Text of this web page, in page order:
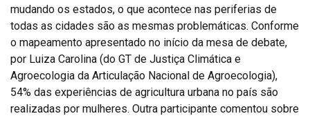
mudando os estados, o que acontece nas periferias de
todas as cidades são as mesmas problemáticas. Conforme
o mapeamento apresentado no início da mesa de debate,
por Luiza Carolina (do GT de Justiça Climática e
Agroecologia da Articulação Nacional de Agroecologia),
54% das experiências de agricultura urbana no país são
realizadas por mulheres. Outra participante comentou sobre